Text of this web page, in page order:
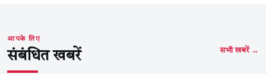
आपके लिए
संबंधित खबरें सभी खबरें →